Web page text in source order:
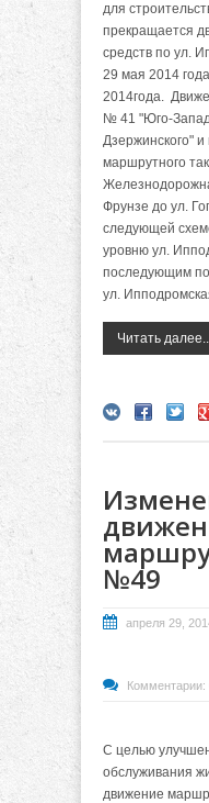
для
прекращается
средств по ул.
29 мая 2014
2014года.
№ 41 "Юго-
Дзержинского"
маршрутного
Фрунзе до ул.
следующей
уровню ул.
последующим
ул.
Читать далее...
№49
апреля 29,
Комментарии:
С целью
обслуживания
движение